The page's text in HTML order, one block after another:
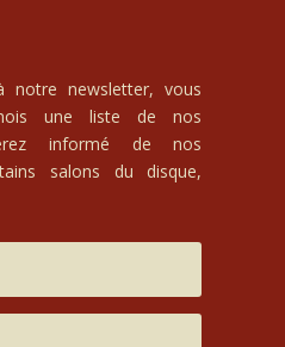
notre newsletter, vous
une liste de nos
informé de nos
salons du disque,